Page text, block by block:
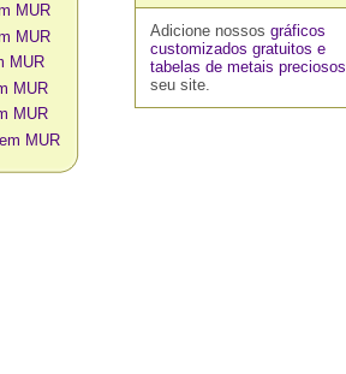
MUR
MUR
MUR
MUR
MUR
MUR
Adicione nossos gráficos
customizados gratuitos e
tabelas de metais preciosos
seu site.